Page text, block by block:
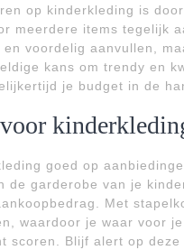
op kinderkleding is
meerdere items tegelijk
voordelig aanvullen,
kans om trendy en
je budget in de
goed op
de garderobe van je
Met
waardoor je waar voor
scoren. Blijf alert op